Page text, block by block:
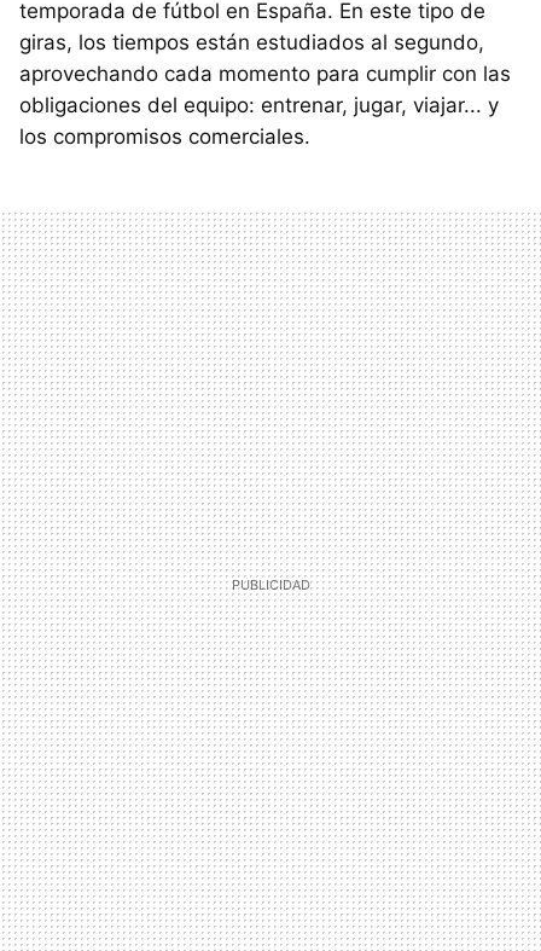
temporada de fútbol en España. En este tipo de
giras, los tiempos están estudiados al segundo,
aprovechando cada momento para cumplir con las
obligaciones del equipo: entrenar, jugar, viajar... y
los compromisos comerciales.